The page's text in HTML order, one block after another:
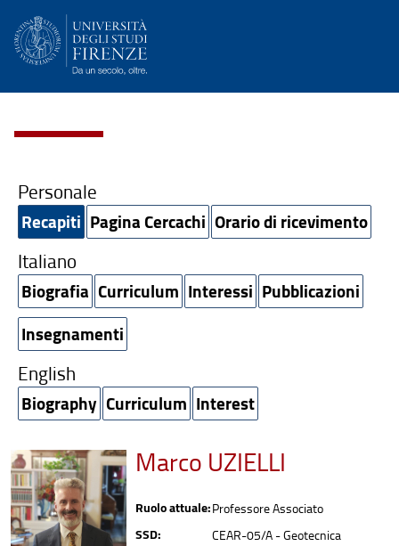
Personale
Recapiti Pagina Cercachi Orario di ricevimento
Italiano
Biografia Curriculum Interessi Pubblicazioni
Insegnamenti
English
Biography Curriculum Interest
Marco UZIELLI
Ruolo attuale:Professore Associato
SSD: CEAR-05/A - Geotecnica